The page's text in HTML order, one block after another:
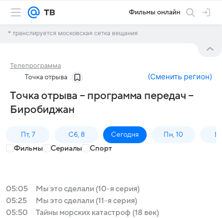
Фильмы онлайн
* транслируется московская сетка вещания
Телепрограмма
Точка отрыва (Сменить регион)
Точка отрыва – программа передач –
Биробиджан
Пт, 7 Сб, 8 Сегодня Пн, 10
Фильмы Сериалы Спорт
05:05
Мы это сделали (10-я серия)
05:25
Мы это сделали (11-я серия)
05:50
Тайны морских катастроф (18 век)